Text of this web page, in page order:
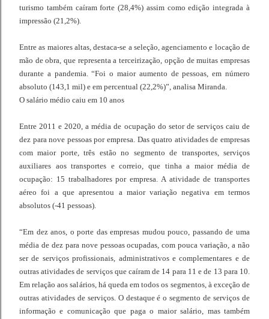
turismo também caíram forte (28,4%) assim como edição integrada à
impressão (21,2%).
Entre as maiores altas, destaca-se a seleção, agenciamento e locação de
mão de obra, que representa a terceirização, opção de muitas empresas
durante a pandemia. “Foi o maior aumento de pessoas, em número
absoluto (143,1 mil) e em percentual (22,2%)”, analisa Miranda.
O salário médio caiu em 10 anos
Entre 2011 e 2020, a média de ocupação do setor de serviços caiu de
dez para nove pessoas por empresa. Das quatro atividades de empresas
com maior porte, três estão no segmento de transportes, serviços
auxiliares aos transportes e correio, que tinha a maior média de
ocupação: 15 trabalhadores por empresa. A atividade de transportes
aéreo foi a que apresentou a maior variação negativa em termos
absolutos (-41 pessoas).
“Em dez anos, o porte das empresas mudou pouco, passando de uma
média de dez para nove pessoas ocupadas, com pouca variação, a não
ser de serviços profissionais, administrativos e complementares e de
outras atividades de serviços que caíram de 14 para 11 e de 13 para 10.
Em relação aos salários, há queda em todos os segmentos, à exceção de
outras atividades de serviços. O destaque é o segmento de serviços de
informação e comunicação que paga o maior salário, mas também